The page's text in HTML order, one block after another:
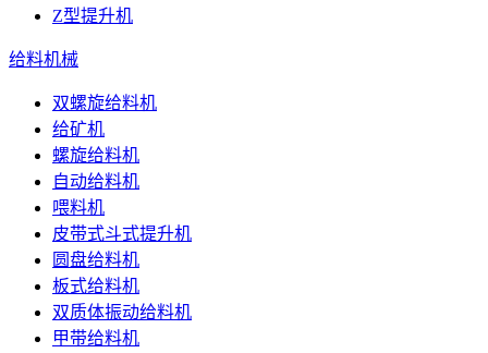
Z型提升机
给料机械
双螺旋给料机
给矿机
螺旋给料机
自动给料机
喂料机
皮带式斗式提升机
圆盘给料机
板式给料机
双质体振动给料机
甲带给料机